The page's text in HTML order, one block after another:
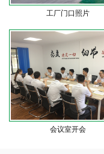
工厂门口照片
会议室开会